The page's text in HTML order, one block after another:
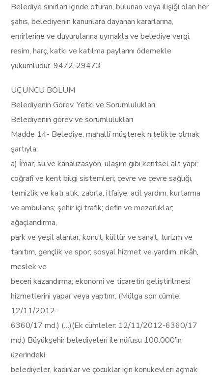
Belediye sınırları içinde oturan, bulunan veya ilişiği olan her
şahıs, belediyenin kanunlara dayanan kararlarına,
emirlerine ve duyurularına uymakla ve belediye vergi,
resim, harç, katkı ve katılma paylarını ödemekle
yükümlüdür. 9472-29473
ÜÇÜNCÜ BÖLÜM
Belediyenin Görev, Yetki ve Sorumlulukları
Belediyenin görev ve sorumlulukları
Madde 14- Belediye, mahallî müşterek nitelikte olmak
şartıyla;
a) İmar, su ve kanalizasyon, ulaşım gibi kentsel alt yapı;
coğrafî ve kent bilgi sistemleri; çevre ve çevre sağlığı,
temizlik ve katı atık; zabıta, itfaiye, acil yardım, kurtarma
ve ambulans; şehir içi trafik; defin ve mezarlıklar;
ağaçlandırma,
park ve yeşil alanlar; konut; kültür ve sanat, turizm ve
tanıtım, gençlik ve spor; sosyal hizmet ve yardım, nikâh,
meslek ve
beceri kazandırma; ekonomi ve ticaretin geliştirilmesi
hizmetlerini yapar veya yaptırır. (Mülga son cümle:
12/11/2012-
6360/17 md.) (…)(Ek cümleler: 12/11/2012-6360/17
md.) Büyükşehir belediyeleri ile nüfusu 100.000’in
üzerindeki
belediyeler, kadınlar ve çocuklar için konukevleri açmak